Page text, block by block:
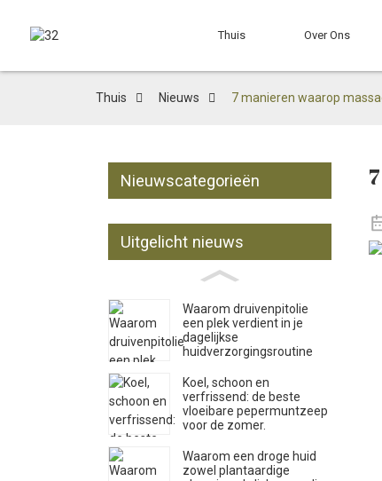
Thuis Over Ons
Thuis Nieuws 7 manieren waarop
Nieuwscategorieën
Uitgelicht nieuws
Waarom druivenpitolie
een plek verdient in je
dagelijkse
huidverzorgingsroutine
Koel, schoon en
verfrissend: de beste
vloeibare pepermuntzeep
voor de zomer.
Waarom een ​​droge huid
zowel plantaardige